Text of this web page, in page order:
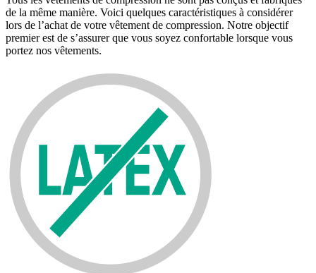
de la même manière. Voici quelques caractéristiques à considérer
lors de l’achat de votre vêtement de compression. Notre objectif
premier est de s’assurer que vous soyez confortable lorsque vous
portez nos vêtements.